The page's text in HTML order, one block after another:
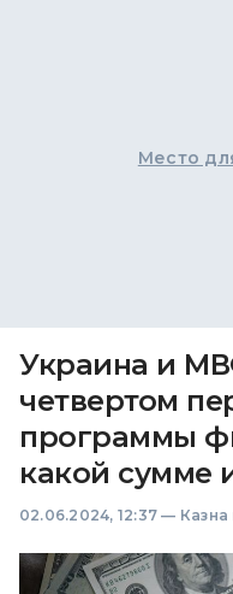
Место
Украина и
четвертом
программы
какой сумме
02.06.2024, 12:37 —